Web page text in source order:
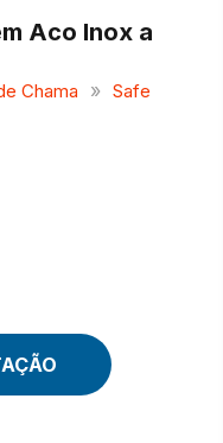
Aco Inox a
Chama » Safe